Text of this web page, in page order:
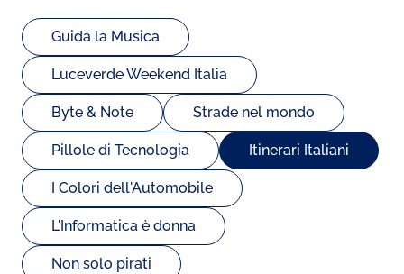
Guida la Musica
Luceverde Weekend Italia
Byte & Note Strade nel mondo
Pillole di Tecnologia Itinerari Italiani
I Colori dell'Automobile
L'Informatica è donna
Non solo pirati